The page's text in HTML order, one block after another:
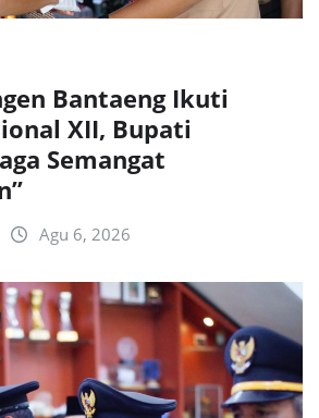
Bantaeng Ikuti
XII, Bupati
Semangat
Agu 6, 2026